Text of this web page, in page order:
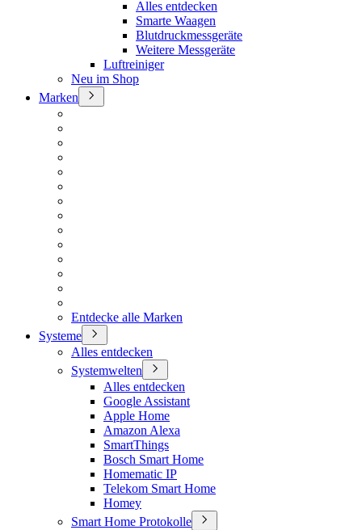
Alles entdecken
Smarte Waagen
Blutdruckmessgeräte
Weitere Messgeräte
Luftreiniger
Neu im Shop
Marken
Entdecke alle Marken
Systeme
Alles entdecken
Systemwelten
Alles entdecken
Google Assistant
Apple Home
Amazon Alexa
SmartThings
Bosch Smart Home
Homematic IP
Telekom Smart Home
Homey
Smart Home Protokolle